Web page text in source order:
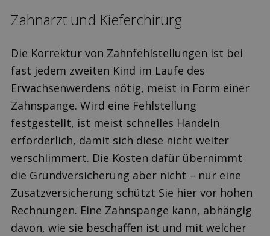
Zahnarzt und Kieferchirurg
Die Korrektur von Zahnfehlstellungen ist bei
fast jedem zweiten Kind im Laufe des
Erwachsenwerdens nötig, meist in Form einer
Zahnspange. Wird eine Fehlstellung
festgestellt, ist meist schnelles Handeln
erforderlich, damit sich diese nicht weiter
verschlimmert. Die Kosten dafür übernimmt
die Grundversicherung aber nicht – nur eine
Zusatzversicherung schützt Sie hier vor hohen
Rechnungen. Eine Zahnspange kann, abhängig
davon, wie sie beschaffen ist und mit welcher